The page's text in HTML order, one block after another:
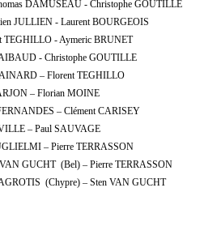
DAMUSEAU - Christophe GOUTILLE
JULLIEN - Laurent BOURGEOIS
- Aymeric BRUNET
- Christophe GOUTILLE
– Florent TEGHILLO
– Florian MOINE
– Clément CARISEY
– Paul SAUVAGE
– Pierre TERRASSON
GUCHT (Bel) – Pierre TERRASSON
(Chypre) – Sten VAN GUCHT